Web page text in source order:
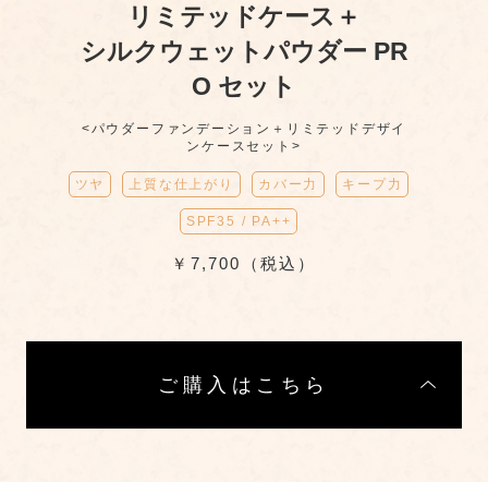
リミテッドケース＋
シルクウェットパウダー PR
O セット
<パウダーファンデーション＋リミテッドデザイ
ンケースセット>
ツヤ 上質な仕上がり カバー力 キープ力
SPF35 / PA++
￥7,700（税込）
ご購入はこちら